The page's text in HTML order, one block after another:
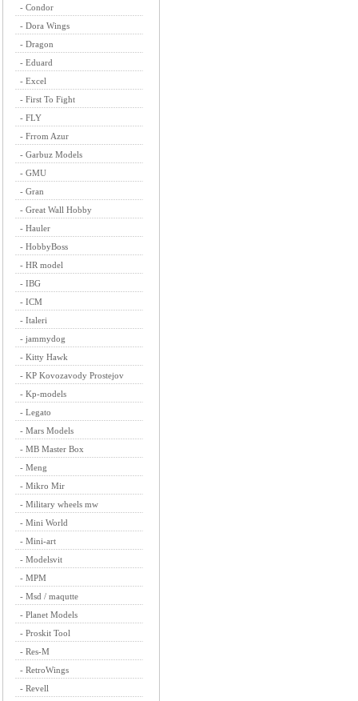
- Condor
- Dora Wings
- Dragon
- Eduard
- Excel
- First To Fight
- FLY
- Frrom Azur
- Garbuz Models
- GMU
- Gran
- Great Wall Hobby
- Hauler
- HobbyBoss
- HR model
- IBG
- ICM
- Italeri
- jammydog
- Kitty Hawk
- KP Kovozavody Prostejov
- Kp-models
- Legato
- Mars Models
- MB Master Box
- Meng
- Mikro Mir
- Military wheels mw
- Mini World
- Mini-art
- Modelsvit
- MPM
- Msd / maqutte
- Planet Models
- Proskit Tool
- Res-M
- RetroWings
- Revell